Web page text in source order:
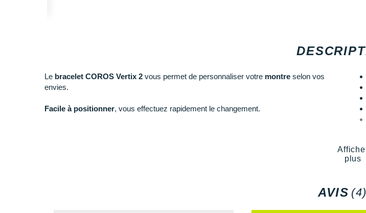
Le bracelet COROS Vertix 2 vous permet de personnaliser votre montre selon vos
envies.
Facile à positionner, vous effectuez rapidement le changement.
Les
plus
AVIS (4)